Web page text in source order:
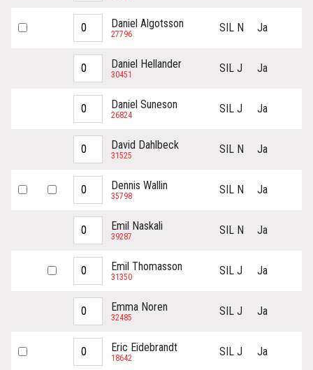
Daniel Algotsson
27796 SIL N Ja
Daniel Hellander
30451 SIL J Ja
Daniel Suneson
26824 SIL J Ja
David Dahlbeck
31525 SIL N Ja
Dennis Wallin
35798 SIL N Ja
Emil Naskali
39287 SIL N Ja
Emil Thomasson
31350 SIL J Ja
Emma Noren
32485 SIL J Ja
Eric Eidebrandt
18642 SIL J Ja